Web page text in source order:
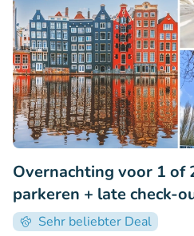
Overnachting voor 1 of
parkeren + late check-
Sehr beliebter Deal